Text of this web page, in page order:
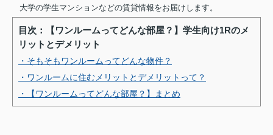
大学の学生マンションなどの賃貸情報をお届けします。
目次：【ワンルームってどんな部屋？】学生向け1Rのメ
リットとデメリット
・そもそもワンルームってどんな物件？
・ワンルームに住むメリットとデメリットって？
・【ワンルームってどんな部屋？】まとめ